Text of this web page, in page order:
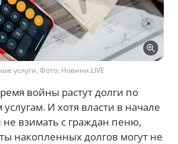
услуги. Фото: Новини.LIVE
войны растут долги по
И хотя власти в начале
взимать с граждан пеню,
накопленных долгов могут не